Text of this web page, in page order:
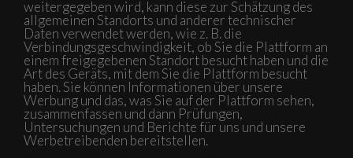
weitergegeben wird, kann diese zur Schätzung des
allgemeinen Standorts und anderer technischer
Daten verwendet werden, wie z. B. die
Verbindungsgeschwindigkeit, ob Sie die Plattform an
einem freigegebenen Standort besucht haben und die
Art des Geräts, mit dem Sie die Plattform besucht
haben. Sie können Informationen über unsere
Werbung und das, was Sie auf der Plattform sehen,
zusammenfassen und dann Prüfungen,
Untersuchungen und Berichte für uns und unsere
Werbetreibenden bereitstellen.